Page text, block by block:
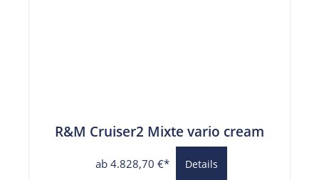
R&M Cruiser2 Mixte vario cream
ab 4.828,70 €* Details